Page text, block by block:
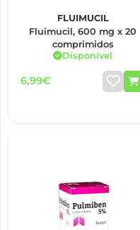
FLUIMUCIL
Fluimucil, 600 mg x 20
comprimidos
Disponível
6,99€